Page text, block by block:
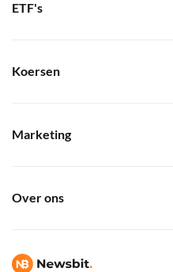
ETF's
Koersen
Marketing
Over ons